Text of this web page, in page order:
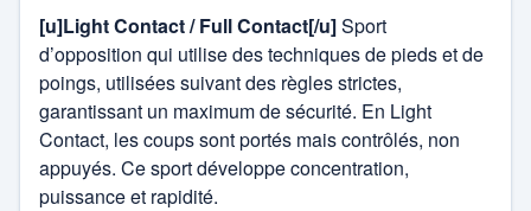
[u]Light Contact / Full Contact[/u]Sport
d’opposition qui utilise des techniques de pieds et de
poings, utilisées suivant des règles strictes,
garantissant un maximum de sécurité. En Light
Contact, les coups sont portés mais contrôlés, non
appuyés. Ce sport développe concentration,
puissance et rapidité.